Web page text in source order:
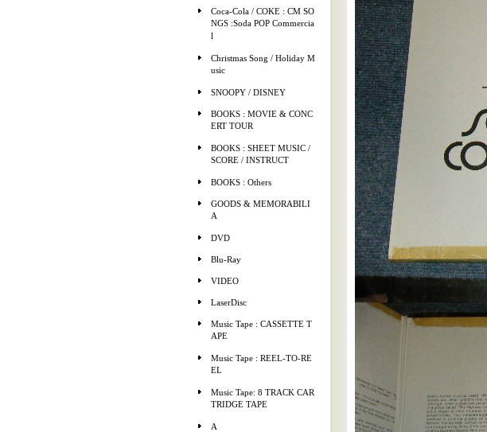
Coca-Cola / COKE : CM SO
NGS :Soda POP Commercia
l
Christmas Song / Holiday M
usic
SNOOPY / DISNEY
BOOKS : MOVIE & CONC
ERT TOUR
BOOKS : SHEET MUSIC /
SCORE / INSTRUCT
BOOKS : Others
GOODS & MEMORABILI
A
DVD
Blu-Ray
VIDEO
LaserDisc
Music Tape : CASSETTE T
APE
Music Tape : REEL-TO-RE
EL
Music Tape: 8 TRACK CAR
TRIDGE TAPE
A